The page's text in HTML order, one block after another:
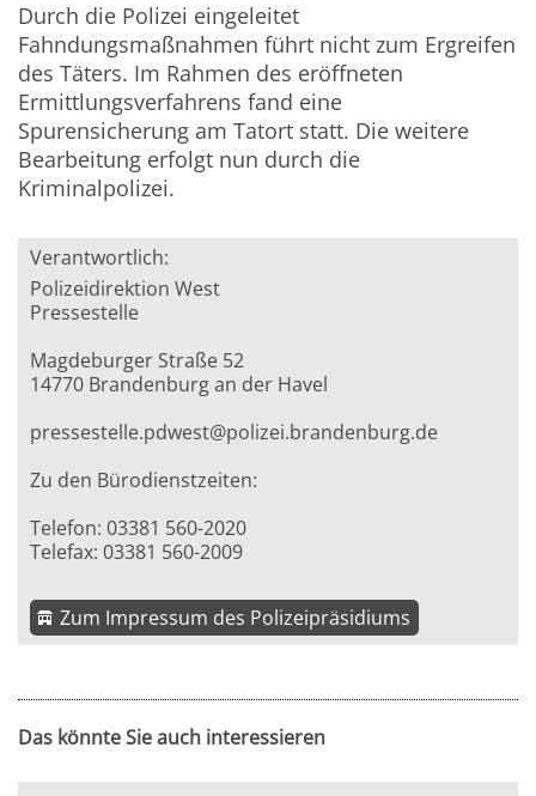
Durch die Polizei eingeleitet
Fahndungsmaßnahmen führt nicht zum Ergreifen
des Täters. Im Rahmen des eröffneten
Ermittlungsverfahrens fand eine
Spurensicherung am Tatort statt. Die weitere
Bearbeitung erfolgt nun durch die
Kriminalpolizei.
Verantwortlich:
Polizeidirektion West
Pressestelle
Magdeburger Straße 52
14770 Brandenburg an der Havel
pressestelle.pdwest@polizei.brandenburg.de
Zu den Bürodienstzeiten:
Telefon: 03381 560-2020
Telefax: 03381 560-2009
Zum Impressum des Polizeipräsidiums
Das könnte Sie auch interessieren